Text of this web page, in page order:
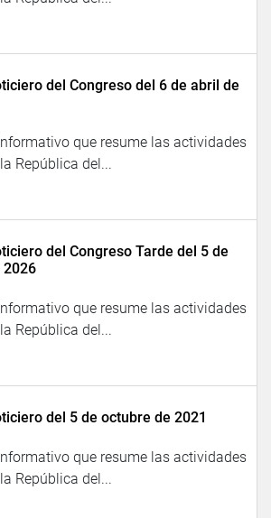
del Congreso del 6 de abril de
que resume las actividades
República del...
del Congreso Tarde del 5 de
2026
que resume las actividades
República del...
del 5 de octubre de 2021
que resume las actividades
República del...